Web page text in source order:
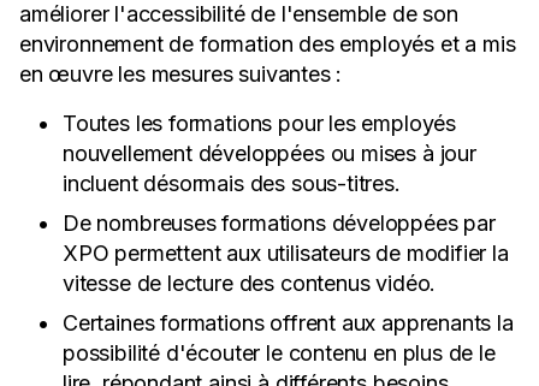
améliorer l'accessibilité de l'ensemble de son
environnement de formation des employés et a mis
en œuvre les mesures suivantes :
Toutes les formations pour les employés
nouvellement développées ou mises à jour
incluent désormais des sous-titres.
De nombreuses formations développées par
XPO permettent aux utilisateurs de modifier la
vitesse de lecture des contenus vidéo.
Certaines formations offrent aux apprenants la
possibilité d'écouter le contenu en plus de le